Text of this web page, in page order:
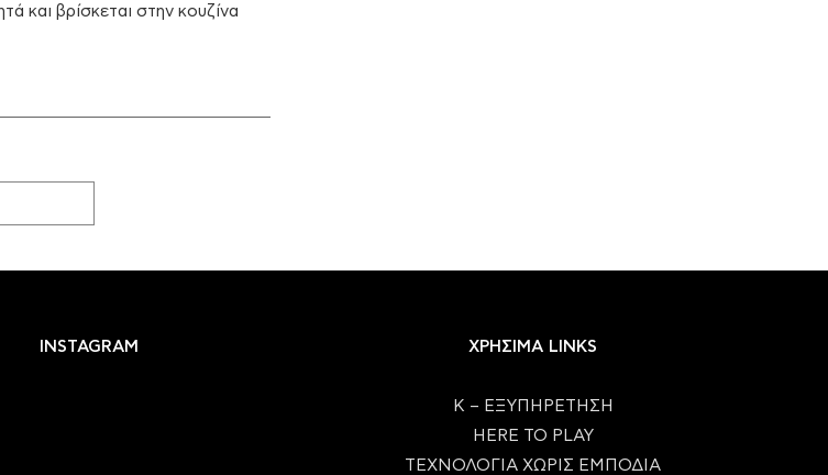
και βρίσκεται στην κουζίνα
INSTAGRAM ΧΡΗΣΙΜΑ LINKS
Κ – ΕΞΥΠΗΡΕΤΗΣΗ
HERE TO PLAY
ΤΕΧΝΟΛΟΓΙΑ ΧΩΡΙΣ ΕΜΠΟΔΙΑ